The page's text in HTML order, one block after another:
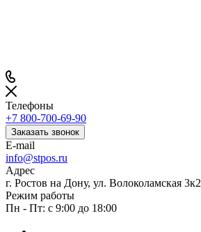
Телефоны
+7 800-700-69-90
Заказать звонок
E-mail
info@stpos.ru
Адрес
г. Ростов на Дону, ул. Волоколамская 3к2
Режим работы
Пн - Пт: с 9:00 до 18:00